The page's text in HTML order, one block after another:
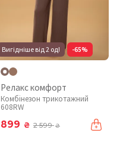
Вигідніше від 2 од! -65%
Релакс комфорт
Комбінезон трикотажний
608RW
899 ₴ 2 599₴